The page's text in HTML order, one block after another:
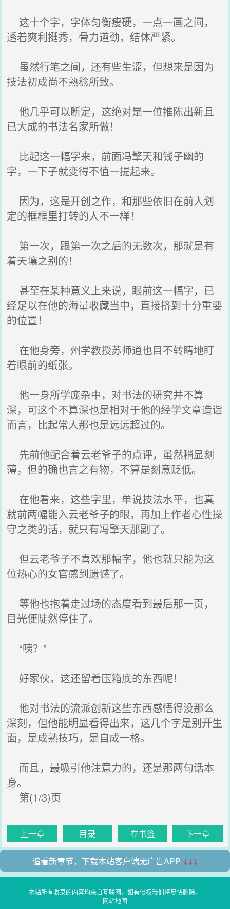
这十个字，字体匀衡瘦硬，一点一画之间，
透着爽利挺秀，骨力遒劲，结体严紧。
虽然行笔之间，还有些生涩，但想来是因为
技法初成尚不熟稔所致。
他几乎可以断定，这绝对是一位推陈出新且
已大成的书法名家所做！
比起这一幅字来，前面冯擎天和钱子幽的
字，一下子就变得不值一提起来。
因为，这是开创之作，和那些依旧在前人划
定的框框里打转的人不一样！
第一次，跟第一次之后的无数次，那就是有
着天壤之别的！
甚至在某种意义上来说，眼前这一幅字，已
经足以在他的海量收藏当中，直接挤到十分重要
的位置！
在他身旁，州学教授苏师道也目不转睛地盯
着眼前的纸张。
他一身所学庞杂中，对书法的研究并不算
深，可这个不算深也是相对于他的经学文章造诣
而言，比起常人那也是远远超过的。
先前他配合着云老爷子的点评，虽然稍显刻
薄，但的确也言之有物，不算是刻意贬低。
在他看来，这些字里，单说技法水平，也真
就前两幅能入云老爷子的眼，再加上作者心性操
守之类的话，就只有冯擎天那副了。
但云老爷子不喜欢那幅字，他也就只能为这
位热心的女官感到遗憾了。
等他也抱着走过场的态度看到最后那一页，
目光便陡然停住了。
“咦？”
好家伙，这还留着压箱底的东西呢！
他对书法的流派创新这些东西感悟得没那么
深刻，但他能明显看得出来，这几个字是别开生
面，是成熟技巧，是自成一格。
而且，最吸引他注意力的，还是那两句话本
身。
第(1/3)页
上一章 目录 存书签 下一章
追看新章节，下载本站客户端无广告APP ↓↓↓
本站所有收录的内容均来自互联网，如有侵权我们将尽快删除。
网站地图